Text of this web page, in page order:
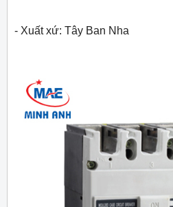
- Xuất xứ: Tây Ban Nha